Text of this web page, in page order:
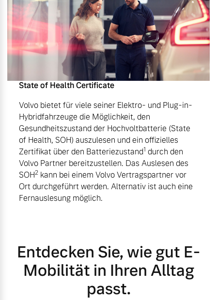
State of Health Certificate
Volvo bietet für viele seiner Elektro- und Plug-in-
Hybridfahrzeuge die Möglichkeit, den
Gesundheitszustand der Hochvoltbatterie (State
of Health, SOH) auszulesen und ein offizielles
Zertifikat über den Batteriezustand1 durch den
Volvo Partner bereitzustellen. Das Auslesen des
SOH2 kann bei einem Volvo Vertragspartner vor
Ort durchgeführt werden. Alternativ ist auch eine
Fernauslesung möglich.
Entdecken Sie, wie gut E-
Mobilität in Ihren Alltag
passt.